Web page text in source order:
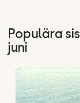
Populära
juni